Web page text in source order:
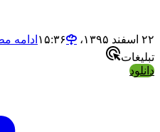
ادامه مطلب